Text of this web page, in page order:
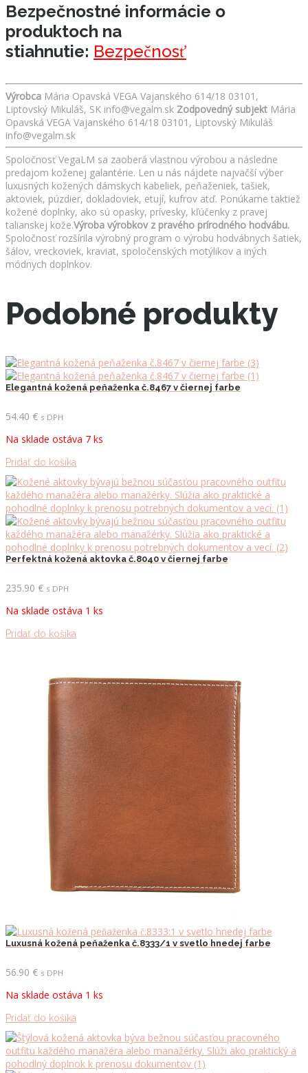
Bezpečnostné informácie o
produktoch na
stiahnutie: Bezpečnosť
Výrobca Mária Opavská VEGA Vajanského 614/18 03101,
Liptovský Mikuláš, SK info@vegalm.sk Zodpovedný subjekt Mária
Opavská VEGA Vajanského 614/18 03101, Liptovský Mikuláš
info@vegalm.sk
Spoločnosť VegaLM sa zaoberá vlastnou výrobou a následne
predajom koženej galantérie. Len u nás nájdete najväčší výber
luxusných kožených dámskych kabeliek, peňaženiek, tašiek,
aktoviek, púzdier, dokladoviek, etují, kufrov atď. Ponúkame taktiež
kožené doplnky, ako sú opasky, prívesky, kľúčenky z pravej
talianskej kože.Výroba výrobkov z pravého prírodného hodvábu.
Spoločnosť rozšírila výrobný program o výrobu hodvábnych šatiek,
šálov, vreckoviek, kraviat, spoločenských motýlikov a iných
módnych doplnkov.
Podobné produkty
Elegantná kožená peňaženka č.8467 v čiernej farbe
54.40 € s DPH
Na sklade ostáva 7 ks
Pridať do košíka
Perfektná kožená aktovka č.8040 v čiernej farbe
235.90 € s DPH
Na sklade ostáva 1 ks
Pridať do košíka
Luxusná kožená peňaženka č.8333/1 v svetlo hnedej farbe
56.90 € s DPH
Na sklade ostáva 1 ks
Pridať do košíka